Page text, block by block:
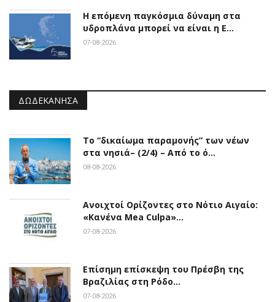
Η επόμενη παγκόσμια δύναμη στα
υδροπλάνα μπορεί να είναι η Ε…
07-08-2026
ΔΩΔΕΚΆΝΗΣΑ
Το “δικαίωμα παραμονής” των νέων
στα νησιά– (2/4) – Από το ό…
08-08-2026
Ανοιχτοί Ορίζοντες στο Νότιο Αιγαίο:
«Κανένα Mea Culpa»…
07-08-2026
Επίσημη επίσκεψη του Πρέσβη της
Βραζιλίας στη Ρόδο…
07-08-2026